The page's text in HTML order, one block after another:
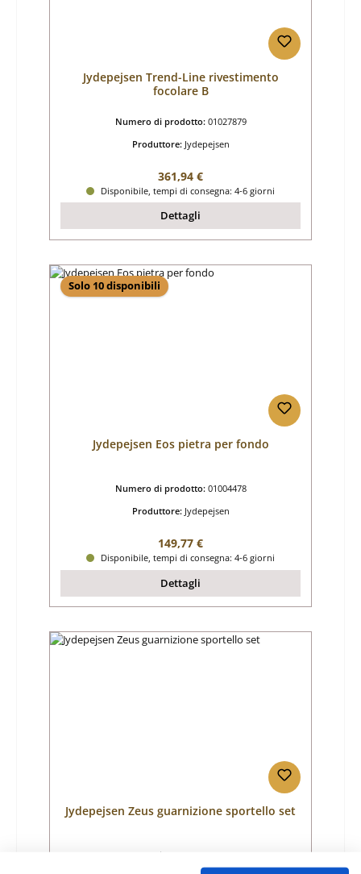
Jydepejsen Trend-Line rivestimento
focolare B
Numero di prodotto: 01027879
Produttore: Jydepejsen
Prezzo normale:
361,94 €
Disponibile, tempi di consegna: 4-6 giorni
Dettagli
Solo 10 disponibili
Jydepejsen Eos pietra per fondo
Numero di prodotto: 01004478
Produttore: Jydepejsen
Prezzo normale:
149,77 €
Disponibile, tempi di consegna: 4-6 giorni
Dettagli
Jydepejsen Zeus guarnizione sportello set
Numero di prodotto: